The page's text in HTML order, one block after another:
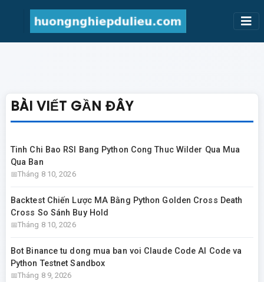
BÀI VIẾT GẦN ĐÂY
Tinh Chi Bao RSI Bang Python Cong Thuc Wilder Qua Mua
Qua Ban
Tháng 8 10, 2026
Backtest Chiến Lược MA Bằng Python Golden Cross Death
Cross So Sánh Buy Hold
Tháng 8 10, 2026
Bot Binance tu dong mua ban voi Claude Code AI Code va
Python Testnet Sandbox
Tháng 8 9, 2026